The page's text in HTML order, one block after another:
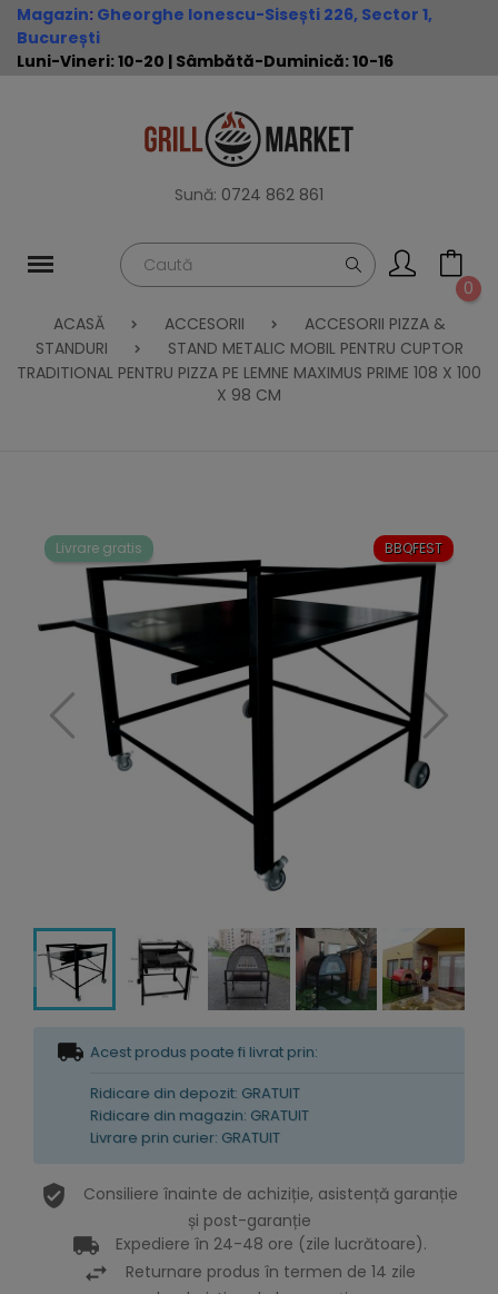
Magazin: Gheorghe Ionescu-Sisești 226, Sector 1,
București
Luni-Vineri: 10-20 | Sâmbătă-Duminică: 10-16
Sună: 0724 862 861
0
ACASĂ
ACCESORII
ACCESORII PIZZA &
STANDURI
STAND METALIC MOBIL PENTRU CUPTOR
TRADITIONAL PENTRU PIZZA PE LEMNE MAXIMUS PRIME 108 X 100
X 98 CM
Acest produs poate fi livrat prin:
Ridicare din depozit: GRATUIT
Ridicare din magazin: GRATUIT
Livrare prin curier: GRATUIT
Consiliere înainte de achiziție, asistență garanție
și post-garanție
Expediere în 24-48 ore (zile lucrătoare).
Returnare produs în termen de 14 zile
BBQFEST
Livrare gratis